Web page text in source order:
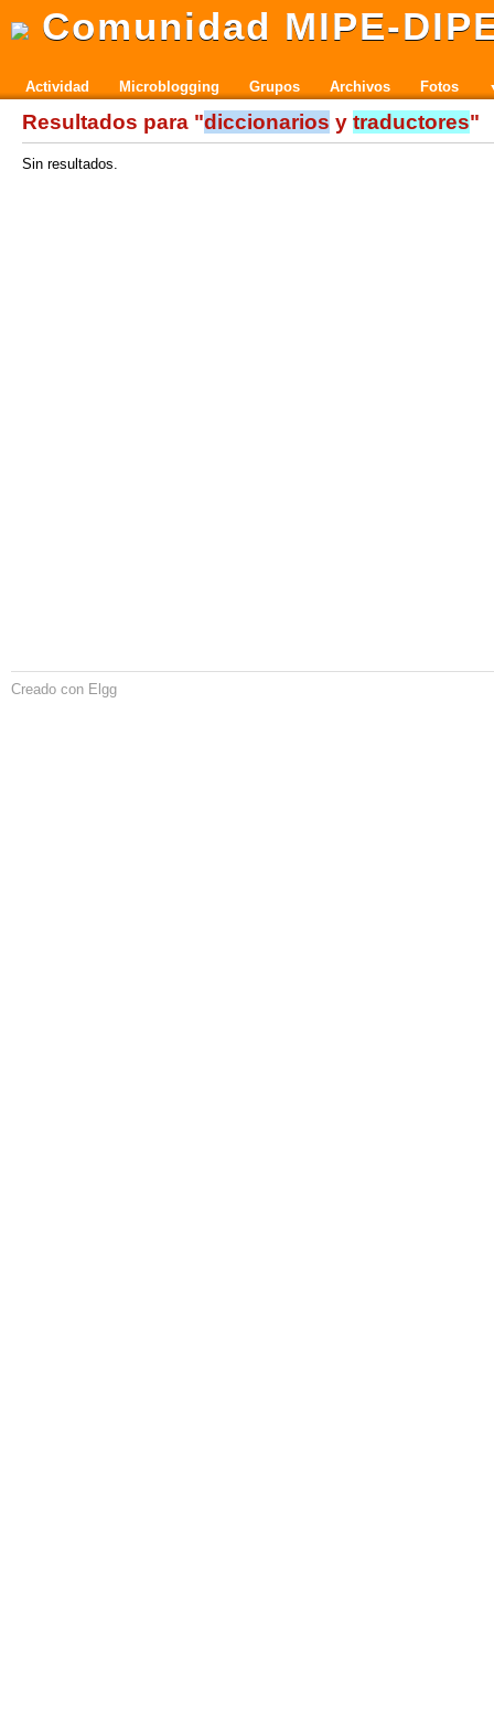
Comunidad MIPE-
Actividad Microblogging Grupos Archivos Fotos
Resultados para "diccionarios y traductores"
Sin resultados.
Creado con Elgg